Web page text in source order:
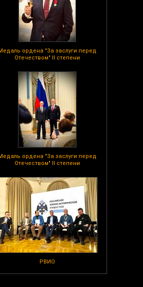
ордена "За заслуги перед
Отечеством" II степени
ордена "За заслуги перед
Отечеством" II степени
РВИО